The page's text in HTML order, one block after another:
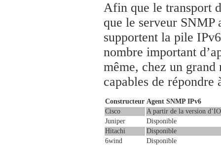
Afin que le transport
que le serveur SNMP
supportent la pile
nombre important
même, chez un grand
capables de répondre
Constructeur Agent SNMP IPv6
Cisco
A partir de la version
Juniper
Disponible
Hitachi
Disponible
6wind
Disponible